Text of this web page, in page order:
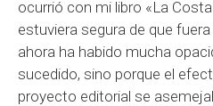
ocurrió con mi libro «La
estuviera segura de que
ahora ha habido mucha
sucedido, sino porque el
proyecto editorial se